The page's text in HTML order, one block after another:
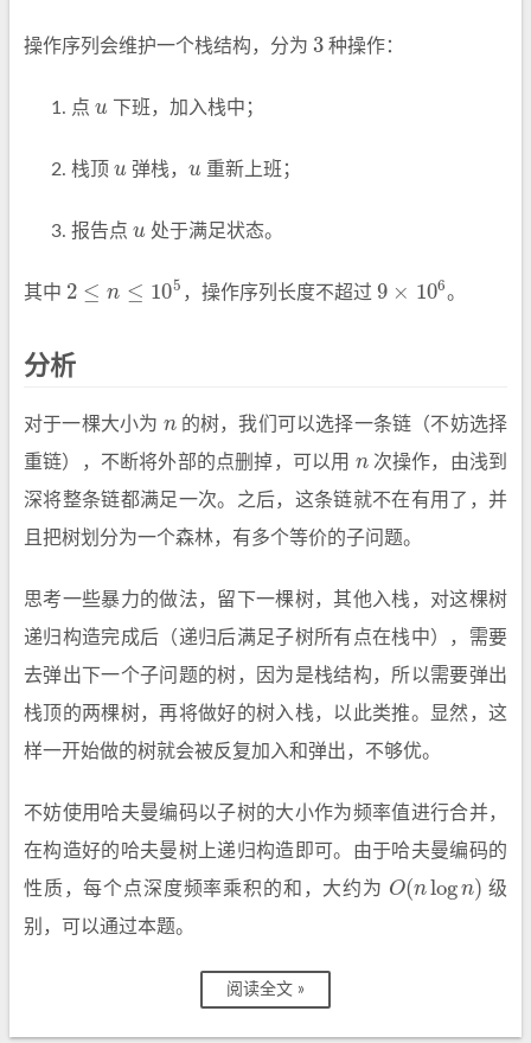
操作序列会维护一个栈结构，分为 3
3 种操作：
点 u
u 下班，加入栈中；
栈顶 u
u 弹栈，u
u 重新上班；
报告点 u
u 处于满足状态。
其中 2 ≤ n ≤ 105
2 ≤n ≤105 ，操作序列长度不超过9 × 106
9 ×106 。
分析
对于一棵大小为 n
n的树，我们可以选择一条链（不妨选择
重链），不断将外部的点删掉，可以用 n
n次操作，由浅到
深将整条链都满足一次。之后，这条链就不在有用了，并
且把树划分为一个森林，有多个等价的子问题。
思考一些暴力的做法，留下一棵树，其他入栈，对这棵树
递归构造完成后（递归后满足子树所有点在栈中），需要
去弹出下一个子问题的树，因为是栈结构，所以需要弹出
栈顶的两棵树，再将做好的树入栈，以此类推。显然，这
样一开始做的树就会被反复加入和弹出，不够优。
不妨使用哈夫曼编码以子树的大小作为频率值进行合并，
在构造好的哈夫曼树上递归构造即可。由于哈夫曼编码的
性质，每个点深度频率乘积的和，大约为 O(nlogn)
O(nlogn)
级
别，可以通过本题。
阅读全文 »